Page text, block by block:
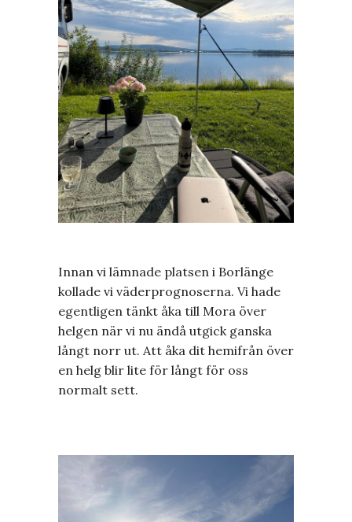
Innan vi lämnade platsen i Borlänge
kollade vi väderprognoserna. Vi hade
egentligen tänkt åka till Mora över
helgen när vi nu ändå utgick ganska
långt norr ut. Att åka dit hemifrån över
en helg blir lite för långt för oss
normalt sett.